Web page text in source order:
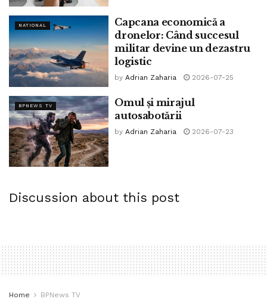
pe care trebuie să le luăm în considerare cu privire la alegerea
alimentelor.
Tags: adevar alegere alemnte
bpnews colesterol
fibre glucide grăsimi lipide mancare
nutritionist sanatate sanatos stil
vegan vegana vegetarian vegetariana viata
vitamine
NATIONAL
Capcana economică a
dronelor: Când succesul
militar devine un dezastru
logistic
by Adrian Zaharia 2026-07-25
BPNEWS TV
Omul și mirajul
autosabotării
by Adrian Zaharia 2026-07-23
Discussion about this post
Home BPNews TV